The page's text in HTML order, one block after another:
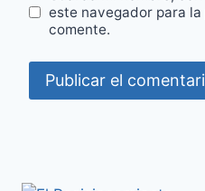
este navegador para la
comente.